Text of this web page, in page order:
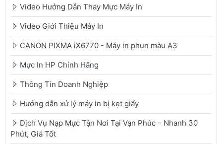
Video Hướng Dẫn Thay Mực Máy In
Video Giới Thiệu Máy In
CANON PIXMA iX6770 - Máy in phun màu A3
Mực In HP Chính Hãng
Thông Tin Doanh Nghiệp
Hướng dẫn xử lý máy in bị kẹt giấy
Dịch Vụ Nạp Mực Tận Nơi Tại Vạn Phúc – Nhanh 30
Phút, Giá Tốt